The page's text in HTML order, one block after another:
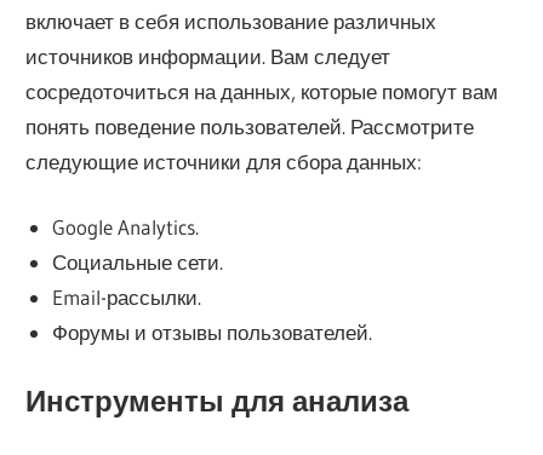
включает в себя использование различных
источников информации. Вам следует
сосредоточиться на данных, которые помогут вам
понять поведение пользователей. Рассмотрите
следующие источники для сбора данных:
Google Analytics.
Социальные сети.
Email-рассылки.
Форумы и отзывы пользователей.
Инструменты для анализа